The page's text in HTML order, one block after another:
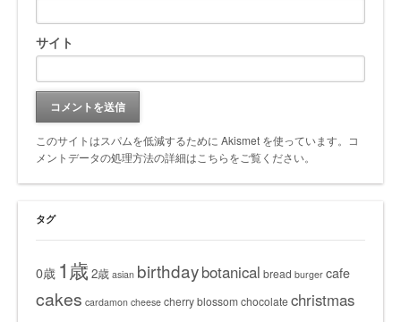
サイト
このサイトはスパムを低減するために Akismet を使っています。
コ
メントデータの処理方法の詳細はこちらをご覧ください。
タグ
0歳 1歳 2歳 asian birthdaybotanical bread burger cafe
cakes cardamon cheese cherry blossomchocolatechristmas